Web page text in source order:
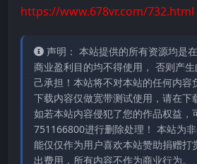
https://www.678vr.com/732.html
声明： 本站提供的所有资源均是
商业盈利目的均不得使用， 否则产
己承担！本站将不对本站的任何内容
下载内容仅做宽带测试使用，请在下
如若本站内容侵犯了您的作品权益，
751166800进行删除处理！ 本站为
能仅仅作为用户喜欢本站赞助捐赠打
出费用，所有内容不作为商业行为。